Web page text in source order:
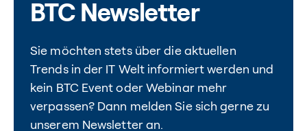
BTC Newsletter
Sie möchten stets über die aktuellen
Trends in der IT Welt informiert werden und
kein BTC Event oder Webinar mehr
verpassen? Dann melden Sie sich gerne zu
unserem Newsletter an.